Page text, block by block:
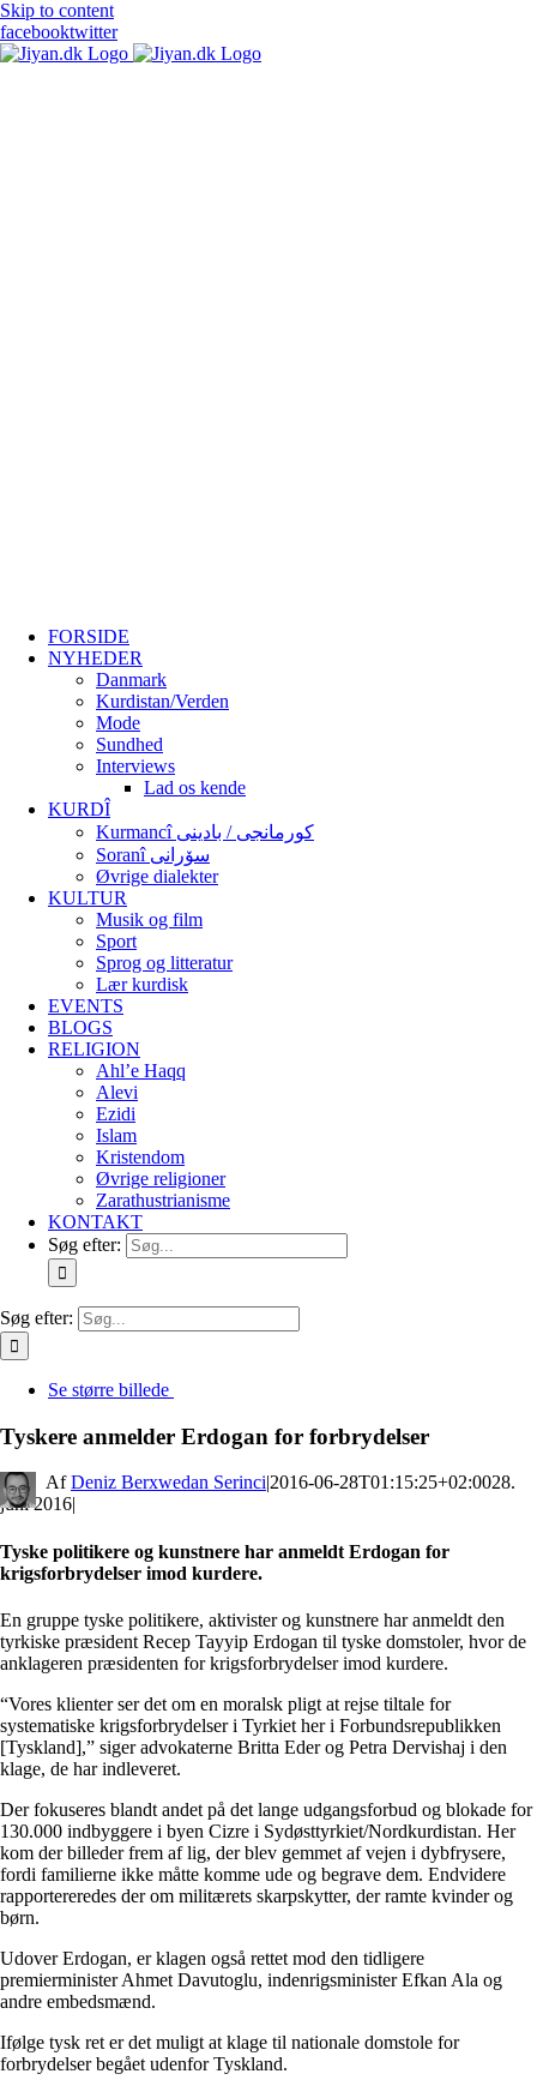
Skip to content
facebooktwitter
FORSIDE
NYHEDER
Danmark
Kurdistan/Verden
Mode
Sundhed
Interviews
Lad os kende
KURDÎ
Kurmancî کورمانجی / بادینی
Soranî سۆرانی
Øvrige dialekter
KULTUR
Musik og film
Sport
Sprog og litteratur
Lær kurdisk
EVENTS
BLOGS
RELIGION
Ahl’e Haqq
Alevi
Ezidi
Islam
Kristendom
Øvrige religioner
Zarathustrianisme
KONTAKT
Søg efter:
Søg efter:
Se større billede
Tyskere anmelder Erdogan for forbrydelser
By Deniz Berxwedan Serinci|2016-06-28T01:15:25+02:0028.
juni 2016|
Tyske politikere og kunstnere har anmeldt Erdogan for
krigsforbrydelser imod kurdere.
En gruppe tyske politikere, aktivister og kunstnere har anmeldt den
tyrkiske præsident Recep Tayyip Erdogan til tyske domstoler, hvor de
anklageren præsidenten for krigsforbrydelser imod kurdere.
“Vores klienter ser det om en moralsk pligt at rejse tiltale for
systematiske krigsforbrydelser i Tyrkiet her i Forbundsrepublikken
[Tyskland],” siger advokaterne Britta Eder og Petra Dervishaj i den
klage, de har indleveret.
Der fokuseres blandt andet på det lange udgangsforbud og blokade for
130.000 indbyggere i byen Cizre i Sydøsttyrkiet/Nordkurdistan. Her
kom der billeder frem af lig, der blev gemmet af vejen i dybfrysere,
fordi familierne ikke måtte komme ude og begrave dem. Endvidere
rapportereredes der om militærets skarpskytter, der ramte kvinder og
børn.
Udover Erdogan, er klagen også rettet mod den tidligere
premierminister Ahmet Davutoglu, indenrigsminister Efkan Ala og
andre embedsmænd.
Ifølge tysk ret er det muligt at klage til nationale domstole for
forbrydelser begået udenfor Tyskland.